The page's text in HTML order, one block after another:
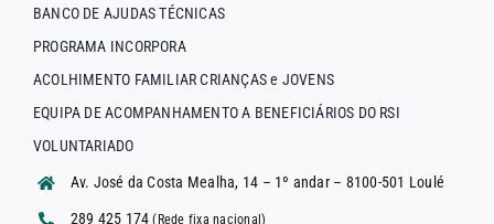
BANCO DE AJUDAS TÉCNICAS
PROGRAMA INCORPORA
ACOLHIMENTO FAMILIAR CRIANÇAS e JOVENS
EQUIPA DE ACOMPANHAMENTO A BENEFICIÁRIOS DO RSI
VOLUNTARIADO
Av. José da Costa Mealha, 14 – 1º andar – 8100-501 Loulé
289 425 174(Rede fixa nacional)